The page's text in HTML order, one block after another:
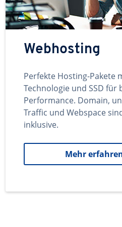
Webhosting
Perfekte Hosting-Pakete
Technologie und SSD für
Performance. Domain,
Traffic und Webspace
inklusive.
Mehr